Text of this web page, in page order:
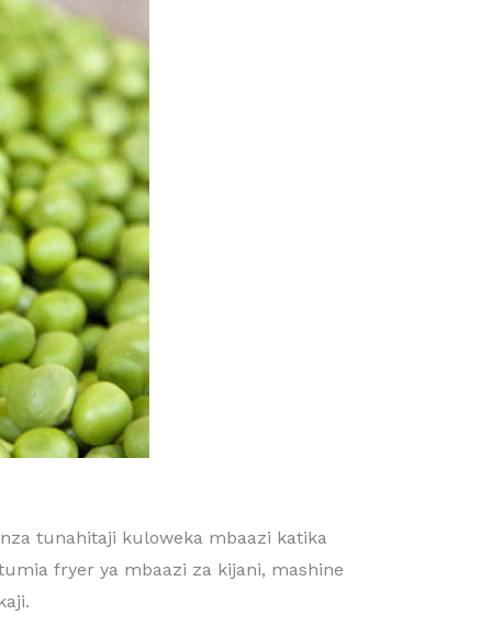
tunahitaji kuloweka mbaazi katika
fryer ya mbaazi za kijani, mashine